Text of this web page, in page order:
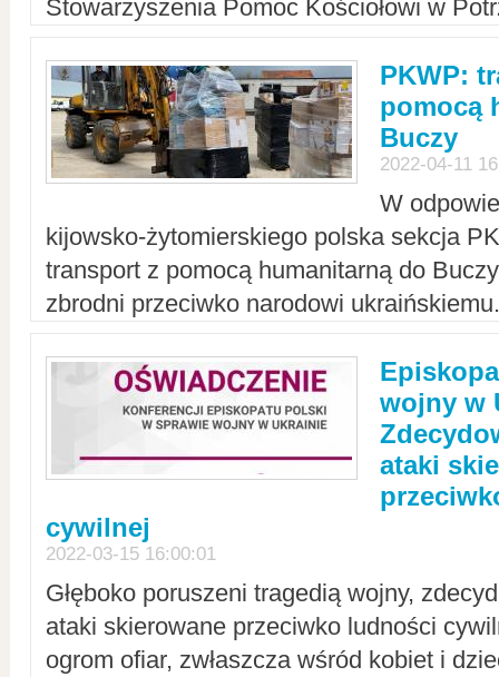
Stowarzyszenia Pomoc Kościołowi w
PKWP:
pomocą
Buczy
2022-04-11
W
kijowsko-żytomierskiego polska sekcja
transport z pomocą humanitarną do
zbrodni przeciwko narodowi
wojny w
ataki
cywilnej
2022-03-15 16:00:01
Głęboko poruszeni tragedią wojny,
ataki skierowane przeciwko ludności
ogrom ofiar, zwłaszcza wśród kobiet i